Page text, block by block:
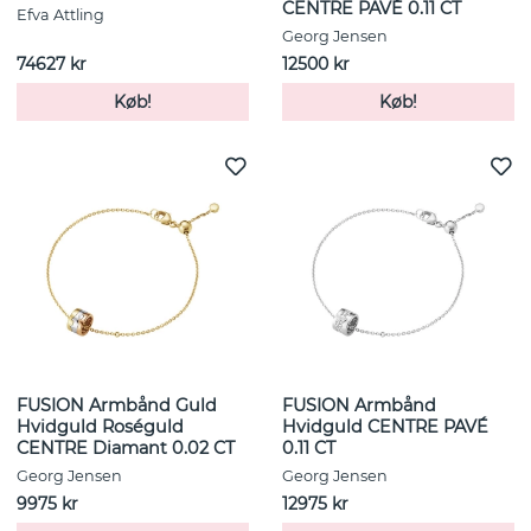
Efva Attling
74627 kr
Køb!
CENTRE PAVÉ 0.11 CT
Georg Jensen
12500 kr
Køb!
FUSION Armbånd Guld
Hvidguld Roséguld
CENTRE Diamant 0.02 CT
Georg Jensen
9975 kr
FUSION Armbånd
Hvidguld CENTRE PAVÉ
0.11 CT
Georg Jensen
12975 kr